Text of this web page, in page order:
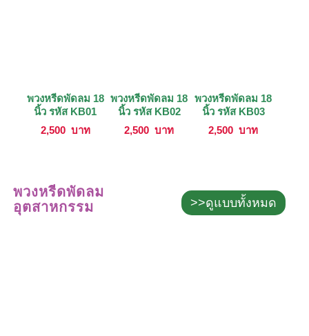
พวงหรีดพัดลม 18
นิ้ว รหัส KB01
2,500 บาท
พวงหรีดพัดลม 18
นิ้ว รหัส KB02
2,500 บาท
พวงหรีดพัดลม 18
นิ้ว รหัส KB03
2,500 บาท
พวงหรีดพัดลม
อุตสาหกรรม
>>ดูแบบทั้งหมด